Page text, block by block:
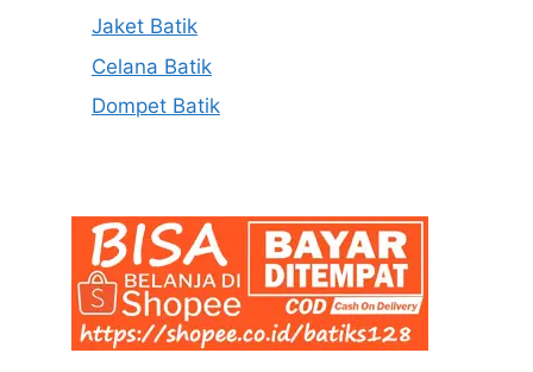
Jaket Batik
Celana Batik
Dompet Batik